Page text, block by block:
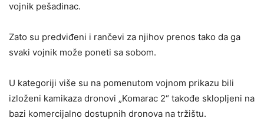
vojnik pešadinac.
Zato su predviđeni i rančevi za njihov prenos tako da ga
svaki vojnik može poneti sa sobom.
U kategoriji više su na pomenutom vojnom prikazu bili
izloženi kamikaza dronovi „Komarac 2“ takođe sklopljeni na
bazi komercijalno dostupnih dronova na tržištu.